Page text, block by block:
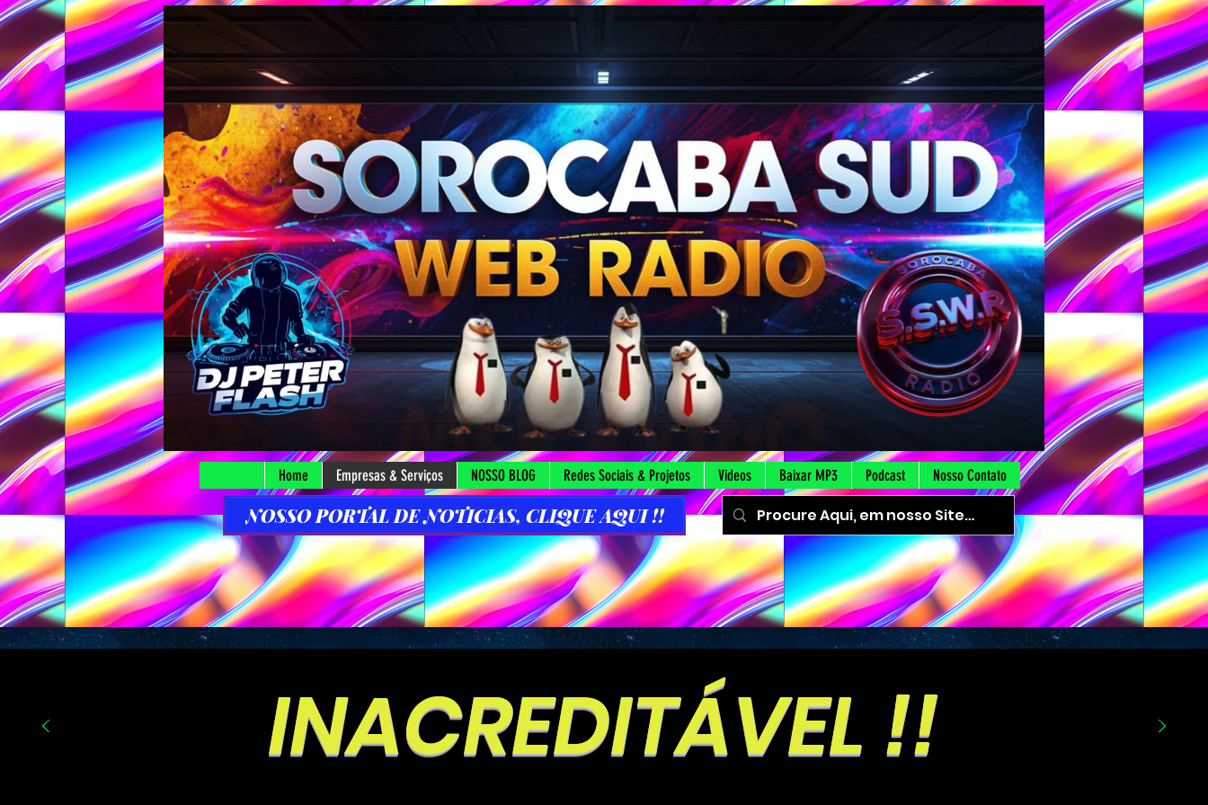
Home Empresas & Serviços NOSSO BLOG Redes Sociais & Projetos Videos Baixar MP3 Podcast Nosso Contato
NOSSO PORTAL DE NOTICIAS, CLIQUE AQUI !!
INACREDITÁVEL !!